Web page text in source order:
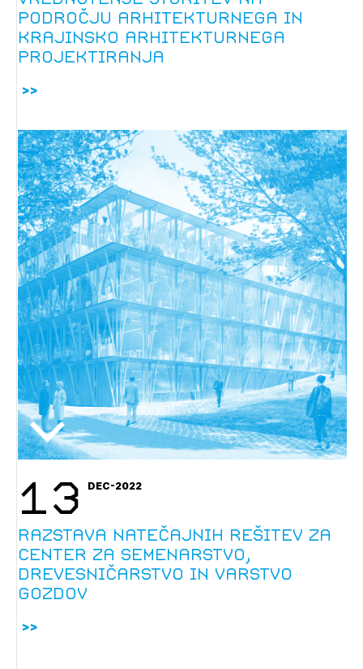
področju arhitekturnega in
krajinsko arhitekturnega
projektiranja
13 DEC-2022
Razstava natečajnih rešitev za
Center za semenarstvo,
drevesničarstvo in varstvo
gozdov